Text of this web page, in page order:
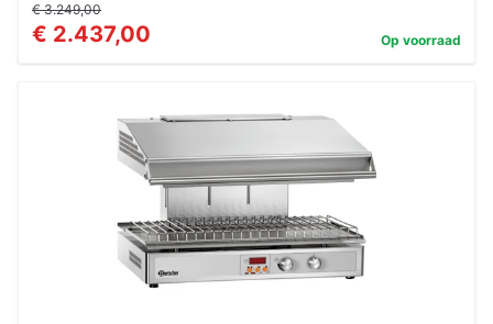
€ 3.249,00
€ 2.437,00 Op voorraad